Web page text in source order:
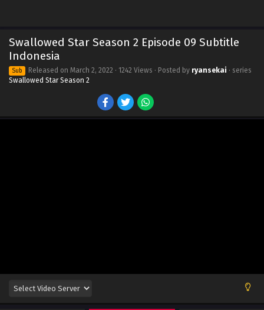
Swallowed Star Season 2 Episode 09 Subtitle
Indonesia
Sub Released on March 2, 2022 · 1242 Views · Posted by ryansekai · series
Swallowed Star Season 2